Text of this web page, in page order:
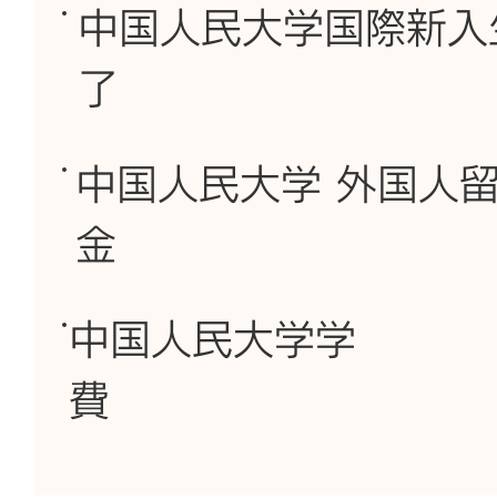
中国人民大学国際新
了
中国人民大学 外国人
金
中国人民大学学
費